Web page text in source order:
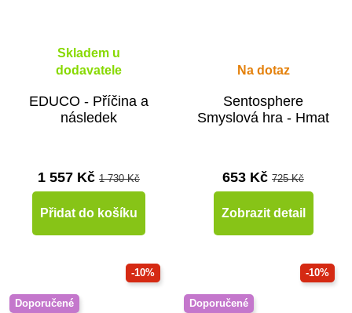
Skladem u
dodavatele
EDUCO - Příčina a
následek
1 557 Kč 1 730 Kč
Přidat do košíku
Na dotaz
Sentosphere
Smyslová hra - Hmat
653 Kč 725 Kč
Zobrazit detail
-10%
Doporučené
-10%
Doporučené